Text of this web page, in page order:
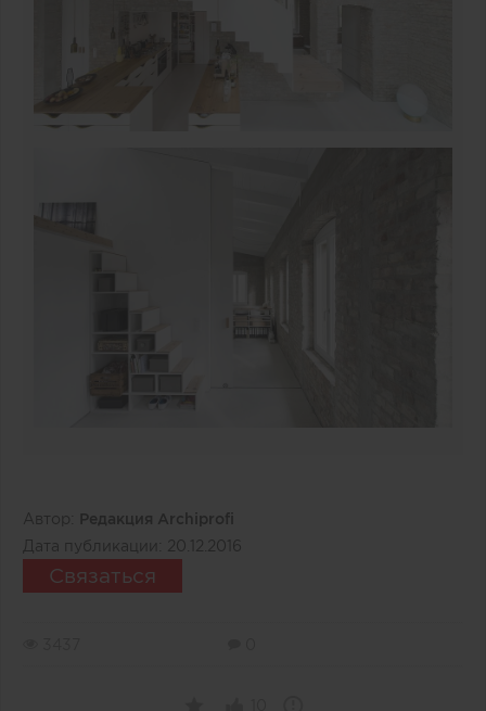
Автор:
Редакция Archiprofi
Дата публикации:
20.12.2016
Связаться